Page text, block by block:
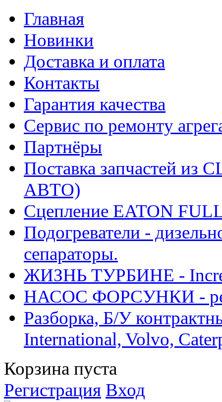
Главная
Новинки
Доставка и оплата
Контакты
Гарантия качества
Сервис по ремонту
Партнёры
Поставка запчастей
АВТО)
Сцепление EATON
Подогреватели -
сепараторы.
ЖИЗНЬ ТУРБИНЕ -
НАСОС ФОРСУНКИ -
Разборка, Б/У
International, Volvo,
Корзина пуста
Регистрация Вход